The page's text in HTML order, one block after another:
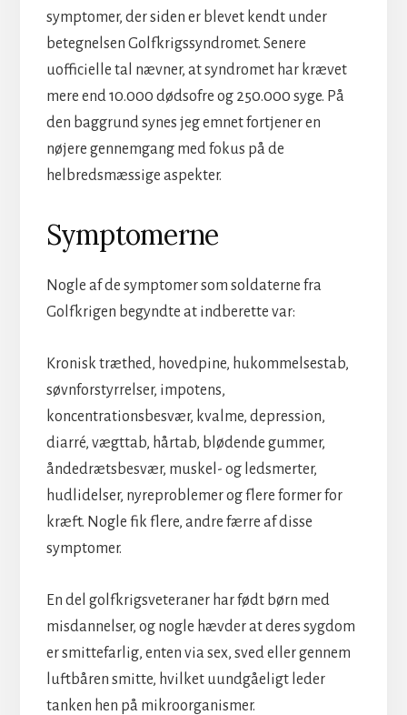
symptomer, der siden er blevet kendt under
betegnelsen Golfkrigssyndromet. Senere
uofficielle tal nævner, at syndromet har krævet
mere end 10.000 dødsofre og 250.000 syge. På
den baggrund synes jeg emnet fortjener en
nøjere gennemgang med fokus på de
helbredsmæssige aspekter.
Symptomerne
Nogle af de symptomer som soldaterne fra
Golfkrigen begyndte at indberette var:
Kronisk træthed, hovedpine, hukommelsestab,
søvnforstyrrelser, impotens,
koncentrationsbesvær, kvalme, depression,
diarré, vægttab, hårtab, blødende gummer,
åndedrætsbesvær, muskel- og ledsmerter,
hudlidelser, nyreproblemer og flere former for
kræft. Nogle fik flere, andre færre af disse
symptomer.
En del golfkrigsveteraner har født børn med
misdannelser, og nogle hævder at deres sygdom
er smittefarlig, enten via sex, sved eller gennem
luftbåren smitte, hvilket uundgåeligt leder
tanken hen på mikroorganismer.